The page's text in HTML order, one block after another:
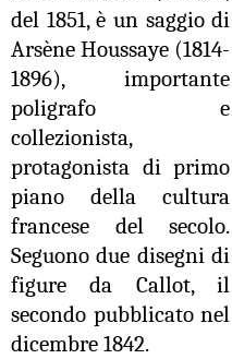
del 1851, è un saggio di
Arsène Houssaye (1814-
1896), importante
poligrafo e
collezionista,
protagonista di primo
piano della cultura
francese del secolo.
Seguono due disegni di
figure da Callot, il
secondo pubblicato nel
dicembre 1842.